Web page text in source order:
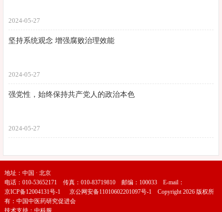
2024-05-27
坚持系统观念 增强腐败治理效能
2024-05-27
强党性，始终保持共产党人的政治本色
2024-05-27
地址：中国 · 北京
电话：010-53652171 传真：010-83719810 邮编：100033 E-mail：
京ICP备12004131号-1
京公网安备11010602201097号-1 Copyright 2026 版权所
有：中国中医药研究促进会
技术支持： 中科服